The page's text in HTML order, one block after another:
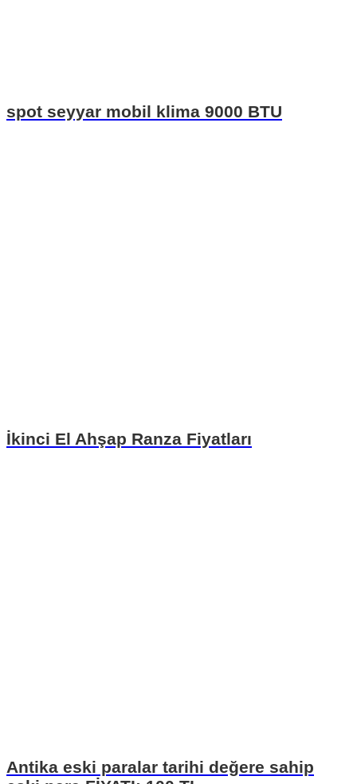
spot seyyar mobil klima 9000 BTU
İkinci El Ahşap Ranza Fiyatları
Antika eski paralar tarihi değere sahip